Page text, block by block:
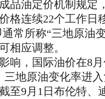
油定价机制规定
格连续22个工作日
常所称“三地原油
相应调整。
，国际油价在8月
三地原油变化率进
至9月1日布伦特、